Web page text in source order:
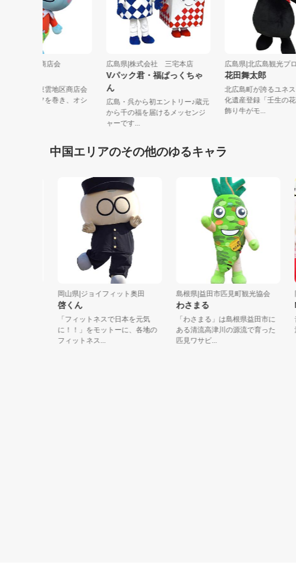
広島県|東雲地区商店会
蓮の花の帽子、東雲地区商店会
のロゴのスカーフを巻き、オシ
広島県|株式会社 三宅本店
Vパック君・福ぱっくちゃ
広島・呉から初エントリー♪蔵元
から千の福を届けるメッセンジ
ャーです...
広島県|北広島観光
花田舞太郎
北広島町が誇るユ
化遺産登録「壬生
飾り牛がモ...
中国エリアのその他のゆるキャラ
岡山県|ジョイフィット奥田
啓くん
「フィットネスで日本を元気
に！！」をモットーに、各地の
フィットネス...
島根県|益田市匹見町観光協会
わさまる
「わさまる」は島根県益田市に
ある清流高津川の源流で育った
匹見ワサビ...
岡
音
清